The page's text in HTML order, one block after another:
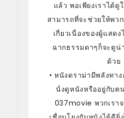
แล้ว พอเพียงเราได้
สามารถที่จะช่วยให้พว
เกี่ยวเนื่องของผู้แสด
ฉากธรรมดาๆก็จะดูน่
ด้วย
• หนังดราม่ามีพลังทา
นั่งดูหนังหรืออยู่กับต
037movie พวกเรา